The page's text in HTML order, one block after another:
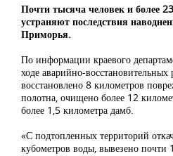
Почти тысяча человек и более
устраняют последствия
Приморья.
По информации краевого
ходе аварийно-восстановительных
восстановлено 8 километров
полотна, очищено более 12
более 1,5 километра дамб.
«С подтопленных территорий
кубометров воды, вывезено почти